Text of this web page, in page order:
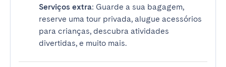
Serviços extra: Guarde a sua bagagem,
reserve uma tour privada, alugue acessórios
para crianças, descubra atividades
divertidas, e muito mais.